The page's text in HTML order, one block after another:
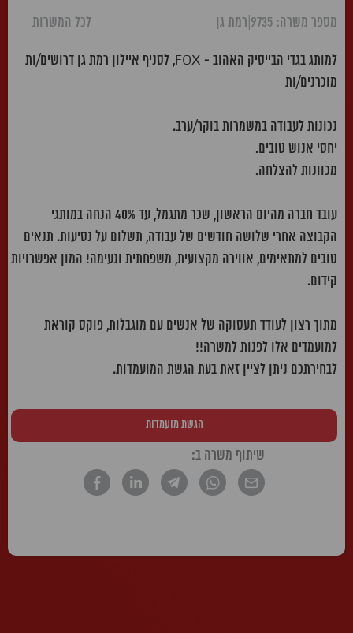
מספר משרה: 9735 רמת גן לכל המשרות
למותג בגדי הבייסיק האהוב - FOX, לסניף איילון רמת גן דרושים/ות
מוכרנים/ות
נכונות לעבודה במשמרות בוקר/ערב.
יחסי אנוש טובים.
מכוונות להצלחה.
עובד חברה מהיום הראשון, שכר מתגמל, עד 40% הנחה במותגי
הקבוצה אחרי שלושה חודשים של עבודה, תשלום על נסיעות. תנאים
טובים למתאימים, אווירה מקצועית, משפחתית ונעימה! המון אפשרויות
קידום.
מתוך רצון לעודד תעסוקה של אנשים עם מוגבלות, פוקס קוראת
למועמדים אלו לפנות למשרה!!
לבחירתכם ניתן לציין זאת בעת הגשת המועמדות.
הגשת מועמדות
שיתוף משרה ב: